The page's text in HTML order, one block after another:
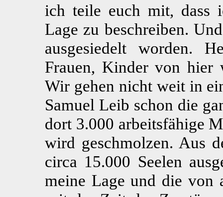
ich teile euch mit, dass
Lage zu beschreiben.
ausgesiedelt worden.
Frauen, Kinder von
Wir gehen nicht weit in
Samuel Leib schon die
dort 3.000 arbeitsfähige
wird geschmolzen. Aus
circa 15.000 Seelen
meine Lage und die von